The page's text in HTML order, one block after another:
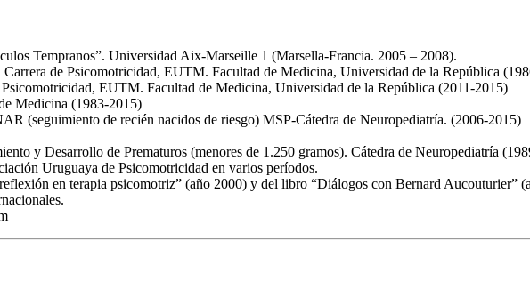
Tempranos”. Universidad Aix-Marseille 1 (Marsella-Francia. 2005 – 2008).
de Psicomotricidad, EUTM. Facultad de Medicina, Universidad de la República
EUTM. Facultad de Medicina, Universidad de la República (2011-2015)
Medicina (1983-2015)
(seguimiento de recién nacidos de riesgo) MSP-Cátedra de Neuropediatría. (2006-2015)
y Desarrollo de Prematuros (menores de 1.250 gramos). Cátedra de Neuropediatría
Uruguaya de Psicomotricidad en varios períodos.
en terapia psicomotriz” (año 2000) y del libro “Diálogos con Bernard Aucouturier”